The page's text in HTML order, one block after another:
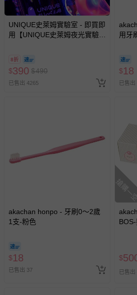
UNIQUE史萊姆實驗室 - 即買即
用【UNIQUE史萊姆夜光實驗室
人小孩均一價(3歲以上需購票))
8折
$390 $490
已售出 4265
用牙
$18
已售出
akachan honpo - 牙刷0～2歲
1支-粉色
$18
已售出 37
搶購
$
已售出